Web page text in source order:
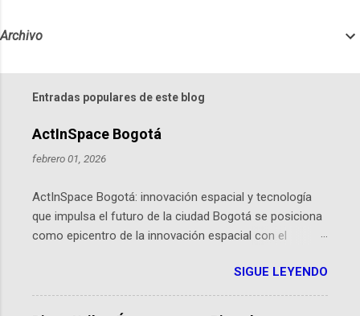
Archivo
Entradas populares de este blog
ActInSpace Bogotá
febrero 01, 2026
ActInSpace Bogotá: innovación espacial y tecnología
que impulsa el futuro de la ciudad Bogotá se posiciona
como epicentro de la innovación espacial con el
hackathon global que convierte tecnologías de la
Agencia Espacial Europea en soluciones prácticas para
la vida cotidiana. Este evento, organizado por el
SIGUE LEYENDO